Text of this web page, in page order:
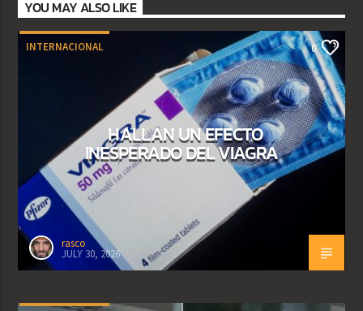
YOU MAY ALSO LIKE
INTERNACIONAL 0
HALLAN UN EFECTO
INESPERADO DEL VIAGRA
rasco
JULY 30, 2026